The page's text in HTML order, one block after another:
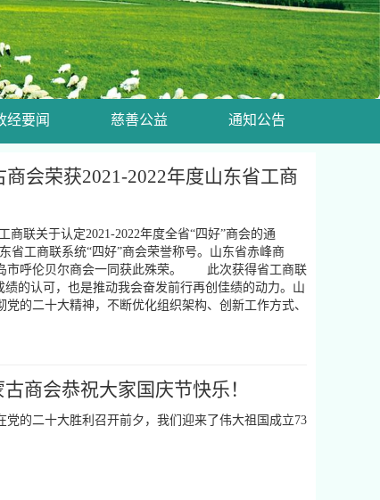
经要闻 慈善公益 通知公告
商会荣获2021-2022年度山东省工商
关于认定2021-2022年度全省“四好”商会的通
省工商联系统“四好”商会荣誉称号。山东省赤峰商
市呼伦贝尔商会一同获此殊荣。 此次获得省工商联
的认可，也是推动我会奋发前行再创佳绩的动力。山
的二十大精神，不断优化组织架构、创新工作方式、
商会恭祝大家国庆节快乐！
的二十大胜利召开前夕，我们迎来了伟大祖国成立73